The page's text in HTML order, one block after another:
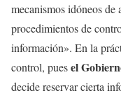
mecanismos idóneos
procedimientos de
información». En la
control, puesel
decide reservar cierta